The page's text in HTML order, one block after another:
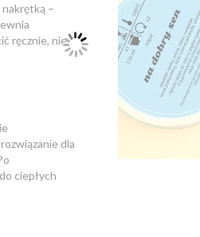
–
ręcznie, nie
dla
ciepłych